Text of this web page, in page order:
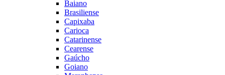
Baiano
Brasiliense
Capixaba
Carioca
Catarinense
Cearense
Gaúcho
Goiano